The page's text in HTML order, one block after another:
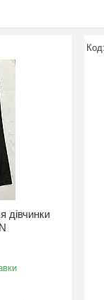
дівчинки